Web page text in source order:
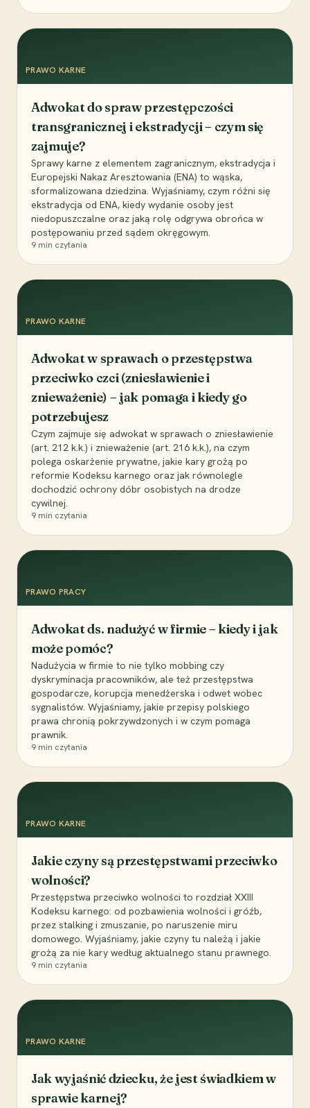
PRAWO KARNE
Adwokat do spraw przestępczości
transgranicznej i ekstradycji – czym się
zajmuje?
Sprawy karne z elementem zagranicznym, ekstradycja i
Europejski Nakaz Aresztowania (ENA) to wąska,
sformalizowana dziedzina. Wyjaśniamy, czym różni się
ekstradycja od ENA, kiedy wydanie osoby jest
niedopuszczalne oraz jaką rolę odgrywa obrońca w
postępowaniu przed sądem okręgowym.
9 min czytania
PRAWO KARNE
Adwokat w sprawach o przestępstwa
przeciwko czci (zniesławienie i
znieważenie) – jak pomaga i kiedy go
potrzebujesz
Czym zajmuje się adwokat w sprawach o zniesławienie
(art. 212 k.k.) i znieważenie (art. 216 k.k.), na czym
polega oskarżenie prywatne, jakie kary grożą po
reformie Kodeksu karnego oraz jak równolegle
dochodzić ochrony dóbr osobistych na drodze
cywilnej.
9 min czytania
PRAWO PRACY
Adwokat ds. nadużyć w firmie – kiedy i jak
może pomóc?
Nadużycia w firmie to nie tylko mobbing czy
dyskryminacja pracowników, ale też przestępstwa
gospodarcze, korupcja menedżerska i odwet wobec
sygnalistów. Wyjaśniamy, jakie przepisy polskiego
prawa chronią pokrzywdzonych i w czym pomaga
prawnik.
9 min czytania
PRAWO KARNE
Jakie czyny są przestępstwami przeciwko
wolności?
Przestępstwa przeciwko wolności to rozdział XXIII
Kodeksu karnego: od pozbawienia wolności i gróźb,
przez stalking i zmuszanie, po naruszenie miru
domowego. Wyjaśniamy, jakie czyny tu należą i jakie
grożą za nie kary według aktualnego stanu prawnego.
9 min czytania
PRAWO KARNE
Jak wyjaśnić dziecku, że jest świadkiem w
sprawie karnej?